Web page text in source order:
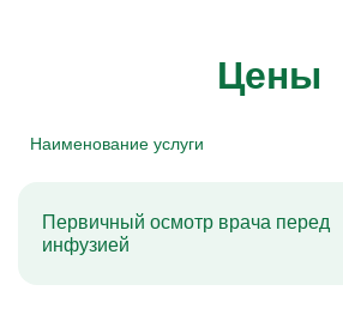
Цены
Наименование услуги
Первичный осмотр врача перед
инфузией